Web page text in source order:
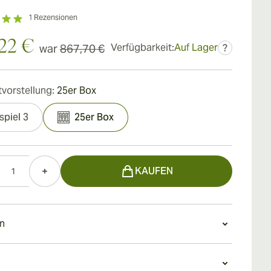
1 Rezensionen
€ war867,70 € Verfügbarkeit:Auf Lager ?
25er Box
3 25er Box
KAUFEN
Deckplatt, wenige Adern und eine